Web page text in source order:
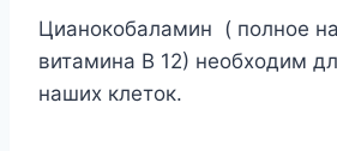
Цианокобаламин ( полное
витамина В 12) необходим
наших клеток.